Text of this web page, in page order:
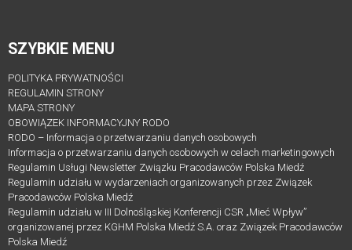
zgłoszeniowy
Mentee
MENTORZY
Mentorzy
Związku
Pracodawców
Polska
Miedź
VIII
SZYBKIE MENU
POLITYKA PRYWATNOŚCI
REGULAMIN STRONY
MAPA STRONY
OBOWIĄZEK INFORMACYJNY RODO
RODO – Informacja o przetwarzaniu danych osobowych
Informacja o przetwarzaniu danych osobowych w celach marketingowych
Regulamin Usługi Newsletter Związku Pracodawców Polska Miedź
Regulamin udziału w wydarzeniach organizowanych przez Związek
Pracodawców Polska Miedź
Regulamin udziału w III Dolnośląskiej Konferencji CSR „Mieć Wpływ”
organizowanej przez KGHM Polska Miedź S.A. oraz Związek Pracodawców
Polska Miedź